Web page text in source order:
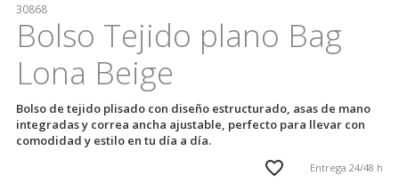
30868
Bolso Tejido plano Bag
Lona Beige
Bolso de tejido plisado con diseño estructurado, asas de mano
integradas y correa ancha ajustable, perfecto para llevar con
comodidad y estilo en tu día a día.
Entrega 24/48 h